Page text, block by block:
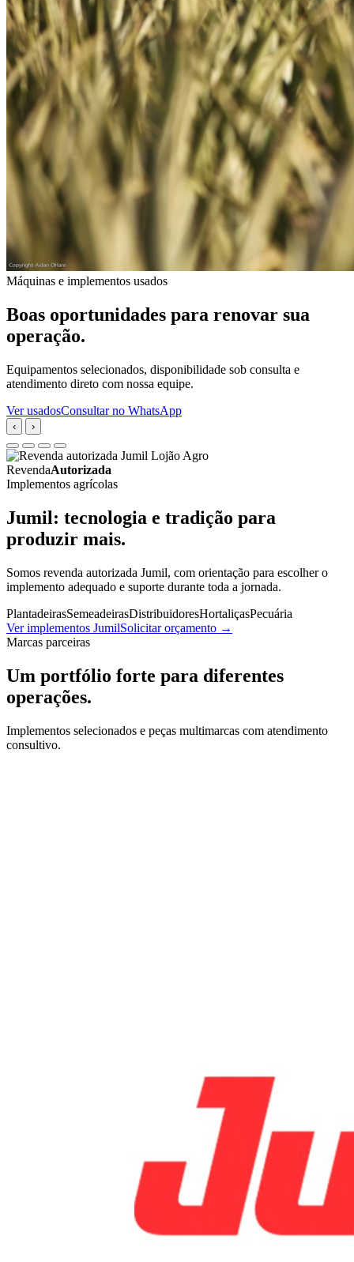
Máquinas e implementos usados
Boas oportunidades para renovar sua
operação.
Equipamentos selecionados, disponibilidade sob consulta e
atendimento direto com nossa equipe.
Ver usadosConsultar no WhatsApp
‹ ›
RevendaAutorizada
Implementos agrícolas
Jumil: tecnologia e tradição para
produzir mais.
Somos revenda autorizada Jumil, com orientação para escolher o
implemento adequado e suporte durante toda a jornada.
PlantadeirasSemeadeirasDistribuidoresHortaliçasPecuária
Ver implementos JumilSolicitar orçamento →
Marcas parceiras
Um portfólio forte para diferentes
operações.
Implementos selecionados e peças multimarcas com atendimento
consultivo.